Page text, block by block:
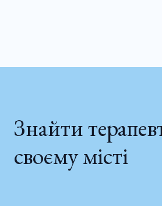
Знайти
своєму місті